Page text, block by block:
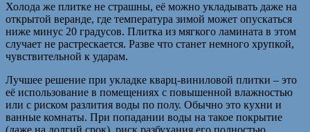
Холода же плитке не страшны, её можно укладывать даже на
открытой веранде, где температура зимой может опускаться
ниже минус 20 градусов. Плитка из мягкого ламината в этом
случает не растрескается. Разве что станет немного хрупкой,
чувствительной к ударам.
Лучшее решение при укладке кварц-виниловой плитки – это
её использование в помещениях с повышенной влажностью
или с риском разлития воды по полу. Обычно это кухни и
ванные комнаты. При попадании воды на такое покрытие